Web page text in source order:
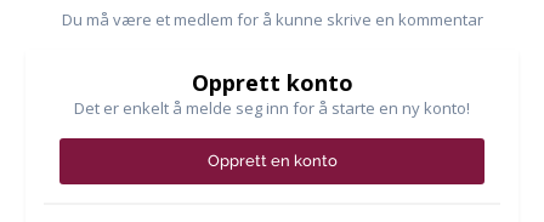
Du må være et medlem for å kunne skrive en kommentar
Opprett konto
Det er enkelt å melde seg inn for å starte en ny konto!
Opprett en konto